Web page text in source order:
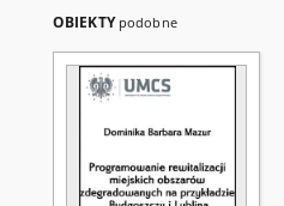
OBIEKTY podobne